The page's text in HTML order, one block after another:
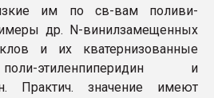
им по св-вам поливи-
др. N-винилзамещенных
и их кватернизованные
этиленпиперидин и
Практич. значение имеют